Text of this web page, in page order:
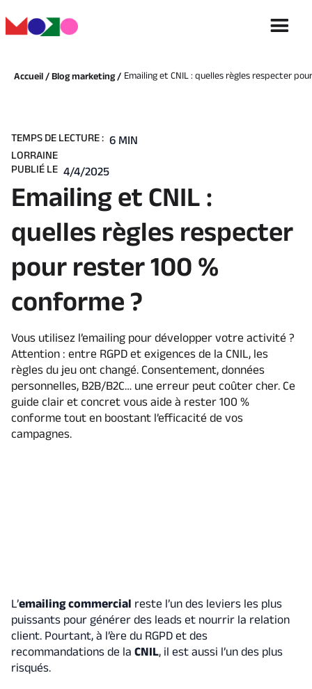
Accueil / Blog marketing / Emailing et CNIL : quelles règles respecter
TEMPS DE LECTURE : 6 MIN
LORRAINE
PUBLIÉ LE 4/4/2025
Emailing et CNIL :
quelles règles respecter
pour rester 100 %
conforme ?
Vous utilisez l’emailing pour développer votre activité ?
Attention : entre RGPD et exigences de la CNIL, les
règles du jeu ont changé. Consentement, données
personnelles, B2B/B2C… une erreur peut coûter cher. Ce
guide clair et concret vous aide à rester 100 %
conforme tout en boostant l’efficacité de vos
campagnes.
L’emailing commercial reste l’un des leviers les plus
puissants pour générer des leads et nourrir la relation
client. Pourtant, à l’ère du RGPD et des
recommandations de la CNIL, il est aussi l’un des plus
risqués.